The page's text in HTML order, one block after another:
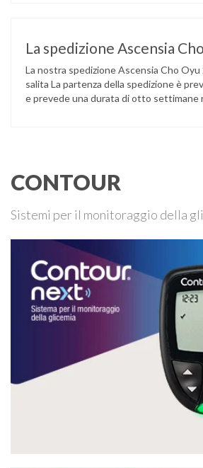
La spedizione Ascensia
La nostra spedizione Ascensia Cho Oyu
salita La partenza della spedizione è
e prevede una durata di otto settimane
CONTOUR
Sistemi per il monitoraggio della